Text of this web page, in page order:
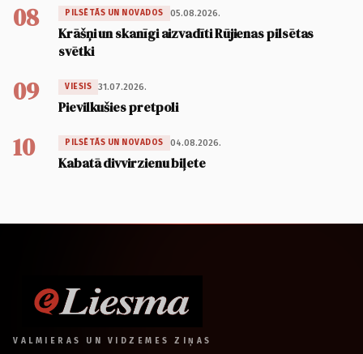
08 PILSĒTĀS UN NOVADOS 05.08.2026.
Krāšņi un skanīgi aizvadīti Rūjienas pilsētas
svētki
09 VIESIS 31.07.2026.
Pievilkušies pretpoli
10 PILSĒTĀS UN NOVADOS 04.08.2026.
Kabatā divvirzienu biļete
VALMIERAS UN VIDZEMES ZIŅAS